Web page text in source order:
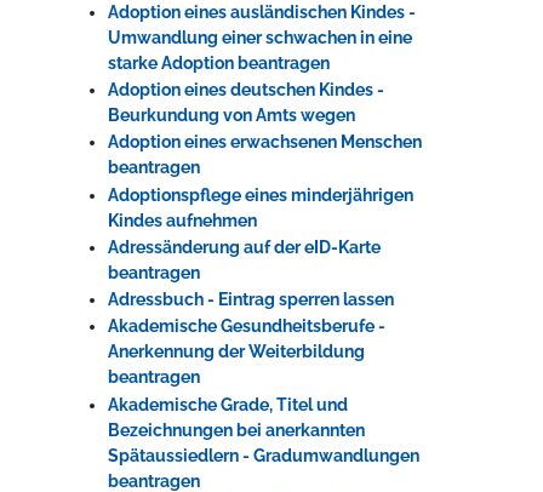
Adoption eines ausländischen Kindes -
Umwandlung einer schwachen in eine
starke Adoption beantragen
Adoption eines deutschen Kindes -
Beurkundung von Amts wegen
Adoption eines erwachsenen Menschen
beantragen
Adoptionspflege eines minderjährigen
Kindes aufnehmen
Adressänderung auf der eID-Karte
beantragen
Adressbuch - Eintrag sperren lassen
Akademische Gesundheitsberufe -
Anerkennung der Weiterbildung
beantragen
Akademische Grade, Titel und
Bezeichnungen bei anerkannten
Spätaussiedlern - Gradumwandlungen
beantragen